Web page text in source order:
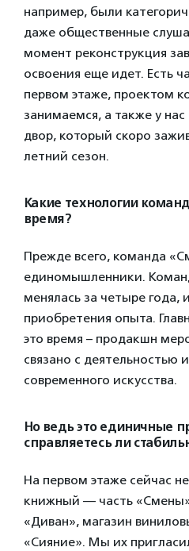
например, были
даже общественные
момент реконструкция
освоения еще идет. Есть
первом этаже, проектом
занимаемся, а также у
двор, который скоро
летний сезон.
Какие технологии
время?
Прежде всего, команда
единомышленники.
менялась за четыре года,
приобретения опыта.
это время – продакшн
связано с деятельностью
современного искусства.
Но ведь это единичные
справляетесь ли
На первом этаже сейчас
книжный — часть
«Диван», магазин
«Сияние». Мы их